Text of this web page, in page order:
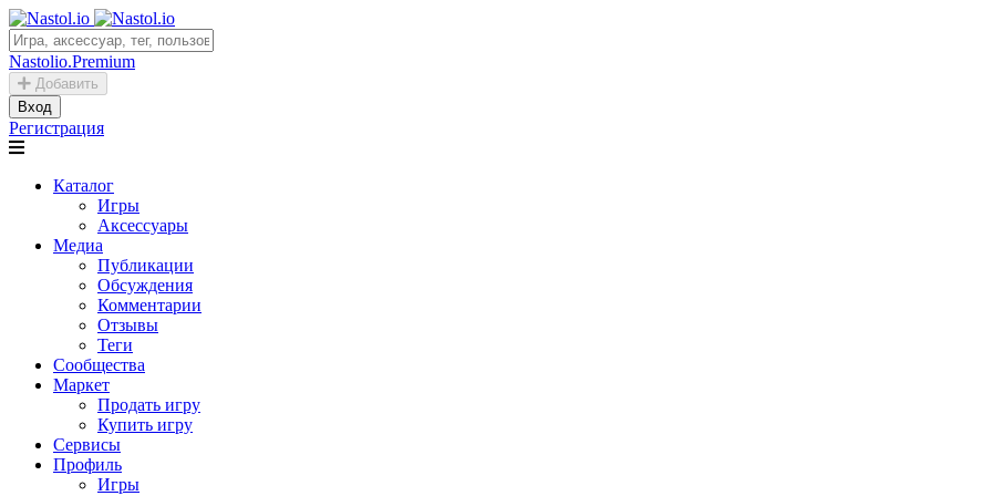
Nastolio.Premium
Добавить
Вход
Регистрация
Каталог
Игры
Аксессуары
Медиа
Публикации
Обсуждения
Комментарии
Отзывы
Теги
Сообщества
Маркет
Продать игру
Купить игру
Сервисы
Профиль
Игры